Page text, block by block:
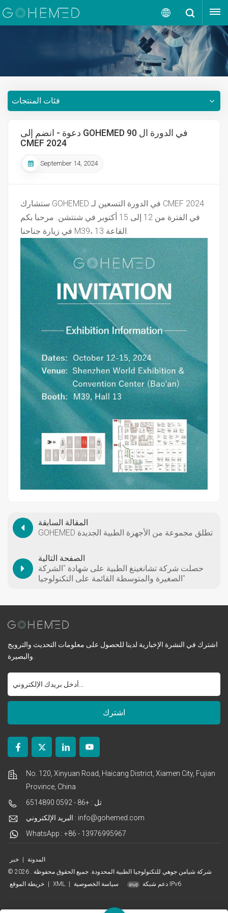
العربية
English
português
إقتبس
فئات المنتجات
دعوة - انضم إلى GOHEMED في الدورة ال 90
CMEF 2024
September 14, 2024
ستشارك GOHEMED في الدورة التسعين لـ CMEF 2024
في الفترة من 12 إلى 15 أكتوبر في شنتشن. مرحبا بكم
المقالة السابقة
GOHEMED تطلق مجموعة من الأجهزة الطبية الجديدة
الصفحة التالية
حصلت شركة تشانغينغ الطبية على شهادة "الشركة
الصغيرة والمتوسطة القائمة على التكنولوجيا"
اشترك في النشرة الإخبارية لدينا للحصول على معلومات التحديث والترويج
No. 120, Xinyuan Road, Haicang District, Xiamen City, Fujian
Province, China
تل : +86 - 0592 6514890
البريد الإلكتروني : info@gohemed.com
WhatsApp : +86 - 13976995967
المدونة
خبر
© 2026 شركة شيامن جوهي للتكنولوجيا الطبية المحدودة. جميع الحقوق محفوظة .
XML سياسة الخصوصية دعم شبكة IPv6